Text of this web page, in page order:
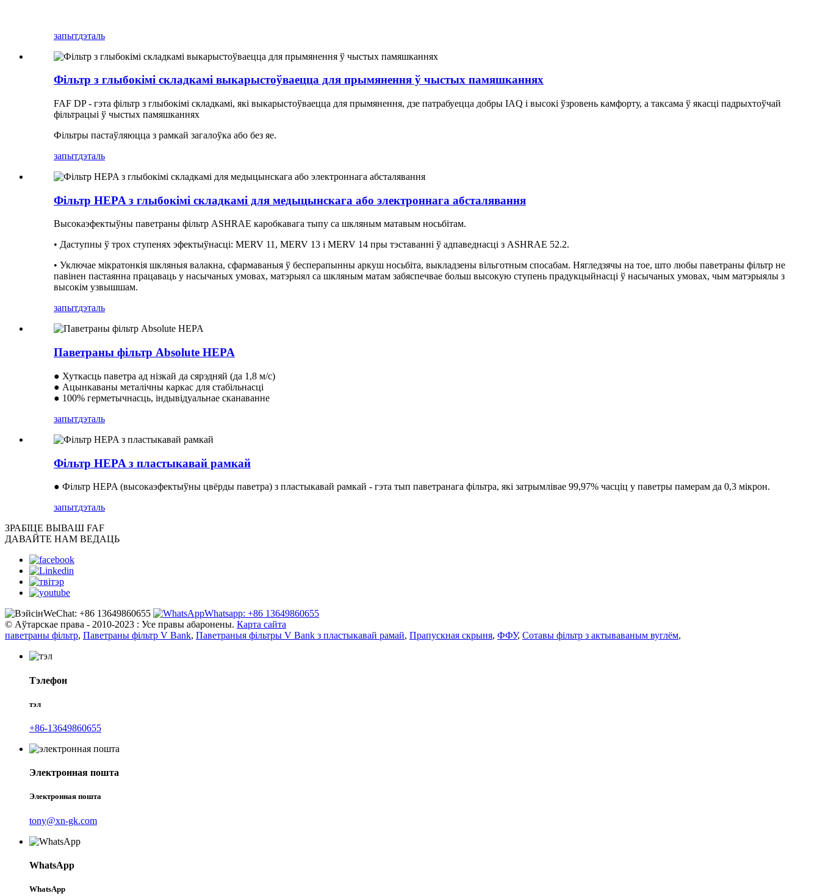
запытдэталь
Фільтр з глыбокімі складкамі выкарыстоўваецца для прымянення ў чыстых памяшканнях
FAF DP - гэта фільтр з глыбокімі складкамі, які выкарыстоўваецца для прымянення, дзе патрабуецца добры IAQ і высокі ўзровень камфорту, а таксама ў якасці падрыхтоўчай
фільтрацыі ў чыстых памяшканнях
Фільтры пастаўляюцца з рамкай загалоўка або без яе.
запытдэталь
Фільтр HEPA з глыбокімі складкамі для медыцынскага або электроннага абсталявання
Высокаэфектыўны паветраны фільтр ASHRAE каробкавага тыпу са шкляным матавым носьбітам.
• Даступны ў трох ступенях эфектыўнасці: MERV 11, MERV 13 і MERV 14 пры тэставанні ў адпаведнасці з ASHRAE 52.2.
• Уключае мікратонкія шкляныя валакна, сфармаваныя ў бесперапынны аркуш носьбіта, выкладзены вільготным спосабам. Нягледзячы на ​​​​тое, што любы паветраны фільтр не
павінен пастаянна працаваць у насычаных умовах, матэрыял са шкляным матам забяспечвае больш высокую ступень прадукцыйнасці ў насычаных умовах, чым матэрыялы з
высокім узвышшам.
запытдэталь
Паветраны фільтр Absolute HEPA
● Хуткасць паветра ад нізкай да сярэдняй (да 1,8 м/с)
● Ацынкаваны металічны каркас для стабільнасці
● 100% герметычнасць, індывідуальнае сканаванне
запытдэталь
Фільтр HEPA з пластыкавай рамкай
● Фільтр HEPA (высокаэфектыўны цвёрды паветра) з пластыкавай рамкай - гэта тып паветранага фільтра, які затрымлівае 99,97% часціц у паветры памерам да 0,3 мікрон.
запытдэталь
ЗРАБІЦЕ ВЫВАШ FAF
ДАВАЙТЕ НАМ ВЕДАЦЬ
WeChat: +86 13649860655
Whatsapp: +86 13649860655
© Аўтарскае права - 2010-2023 : Усе правы абаронены. Карта сайта
паветраны фільтр, Паветраны фільтр V Bank, Паветраныя фільтры V Bank з пластыкавай рамай, Прапускная скрыня, ФФУ, Сотавы фільтр з актываваным вуглём,
Тэлефон
тэл
+86-13649860655
Электронная пошта
Электронная пошта
tony@xn-gk.com
WhatsApp
WhatsApp